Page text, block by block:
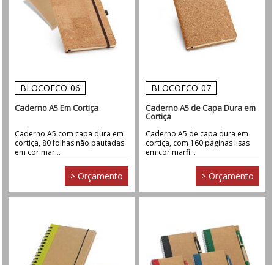
BLOCOECO-06
Caderno A5 Em Cortiça
Caderno A5 com capa dura em
cortiça, 80 folhas não pautadas
em cor mar...
> Orçamento
BLOCOECO-07
Caderno A5 de Capa Dura em
Cortiça
Caderno A5 de capa dura em
cortiça, com 160 páginas lisas
em cor marfi...
> Orçamento